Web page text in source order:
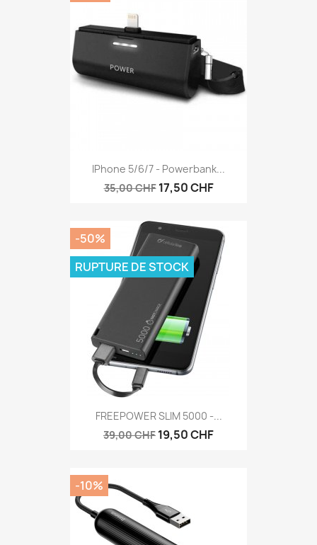
IPhone 5/6/7 - Powerbank...
35,00 CHF 17,50 CHF
FREEPOWER SLIM 5000 -...
39,00 CHF 19,50 CHF
-50%
RUPTURE DE STOCK
-10%